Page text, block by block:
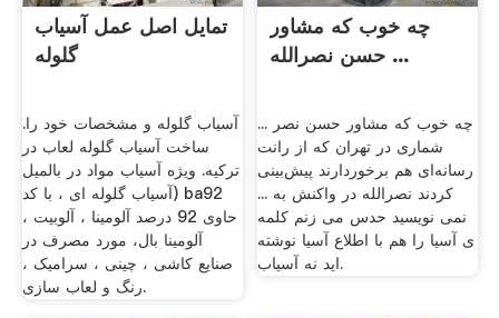
تمایل اصل عمل آسیاب
گلوله
آسیاب گلوله و مشخصات خود را.
ساخت آسیاب گلوله لعاب در
ترکیه. ویژه آسیاب مواد در بالمیل
(آسیاب گلوله ای ، با کد ba92
حاوی 92 درصد آلومینا ، آلوبیت ،
آلومینا بال، مورد مصرف در
صنایع کاشی ، چینی ، سرامیک ،
رنگ و لعاب سازی.
چه خوب که مشاور
حسن نصر‌الله ...
چه خوب که مشاور حسن نصر ...
شماری در تهران که از رانت
رسانه‌ای هم برخوردارند پیش‌بینی
کردند نصرالله در واکنش به ...
نمی نویسید حدس می زنم کلمه
ی آسیا را هم با اطلاع آسیا نوشته
اید نه آسیاب.